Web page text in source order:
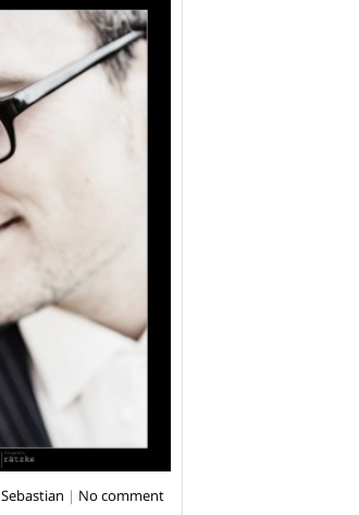
Sebastian | No comment